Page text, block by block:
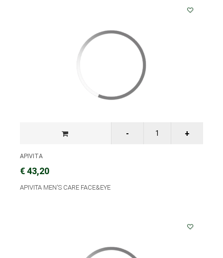
APIVITA
€ 43,20
APIVITA MEN'S CARE FACE&EYE